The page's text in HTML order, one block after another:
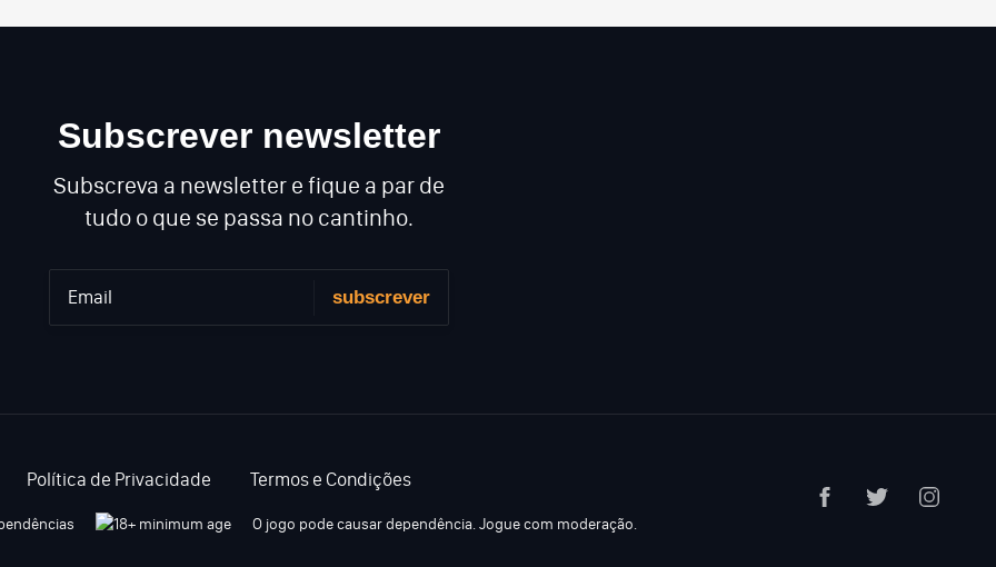
Subscrever newsletter
Subscreva a newsletter e fique a par de
tudo o que se passa no cantinho.
Política de Privacidade Termos e Condições
O jogo pode causar dependência. Jogue com moderação.